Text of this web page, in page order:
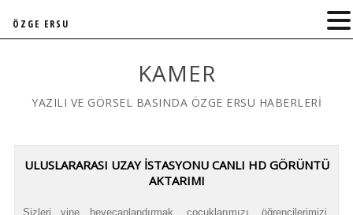
KAMER
YAZILI VE GÖRSEL BASINDA ÖZGE ERSU HABERLERİ
ULUSLARARASI UZAY İSTASYONU CANLI HD GÖRÜNTÜ
AKTARIMI
Sizleri yine heyecanlandırmak, çocuklarımızı, öğrencilerimizi,
ÖZGE ERSU